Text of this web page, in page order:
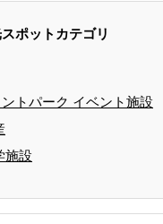
ポットカテゴリ
トパーク イベント施設
施設